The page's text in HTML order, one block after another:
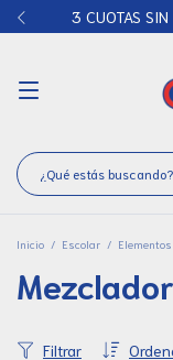
3 CUOTAS
Inicio / Escolar /
Filtrar